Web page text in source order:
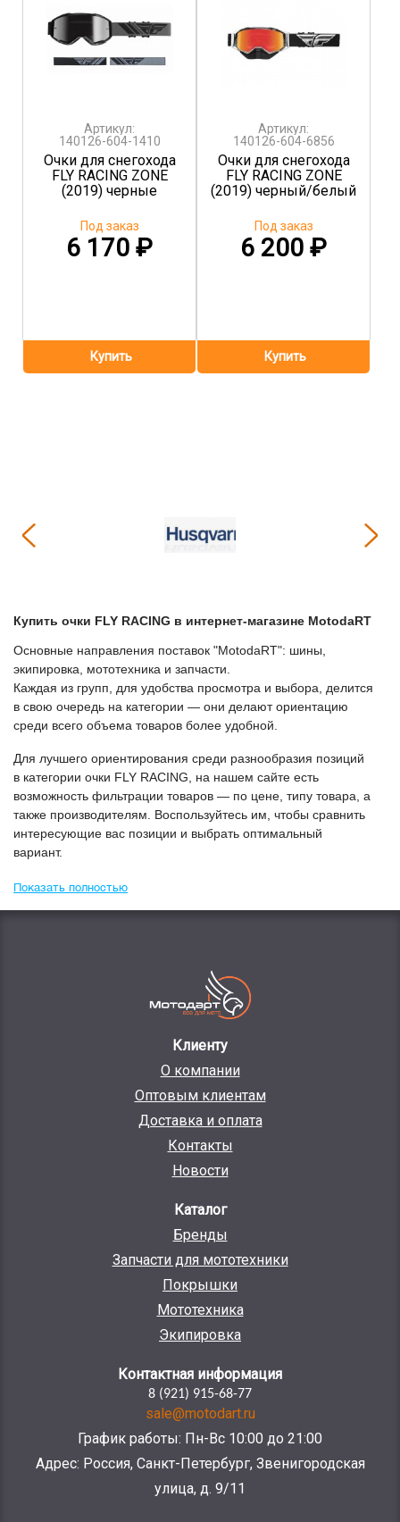
Артикул:
140126-604-1410
Очки для снегохода
FLY RACING ZONE
(2019) черные
6 170 ₽
Под заказ
Артикул:
140126-604-6856
Очки для снегохода
FLY RACING ZONE
(2019) черный/белый
6 200₽
Под заказ
Купить Очки FLY RACING в интернет-магазине МоtodaRT
Основные направления поставок "МоtodaRT": шины,
экипировка, мототехника и запчасти.
Каждая из групп, для удобства просмотра и выбора, делится
в свою очередь на категории — они делают ориентацию
среди всего объема товаров более удобной.
Для лучшего ориентирования среди разнообразия позиций
в категории
Очки FLY RACING , на нашем сайте есть
возможность фильтрации товаров — по цене, типу товара, а
также производителям. Воспользуйтесь им, чтобы сравнить
интересующие вас позиции и выбрать оптимальный
вариант.
Показать полностью
Клиенту
О компании
Оптовым клиентам
Доставка и оплата
Контакты
Новости
Каталог
Бренды
Запчасти для мототехники
Покрышки
Мототехника
Экипировка
Контактная информация
8 (921) 915-68-77
sale@motodart.ru
График работы: Пн-Вс 10:00 до 21:00
Адрес: Россия, Санкт-Петербург, Звенигородская
улица, д. 9/11